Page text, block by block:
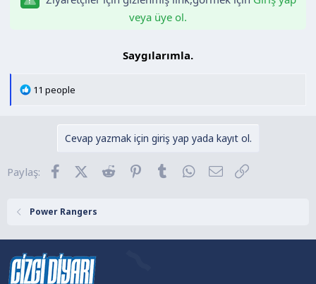
n
veya üye ol.
Saygılarımla.​
T
e
11 people
Cevap yazmak için giriş yap yada kayıt ol.
Paylaş: FacebookX (Twitter)
Reddit Pinterest
Tumblr WhatsApp
E-posta
Power Rangers